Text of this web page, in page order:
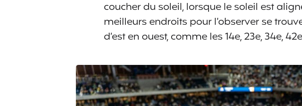
coucher du soleil, lorsque le soleil est
meilleurs endroits pour l’observer se
d’est en ouest, comme les 14e, 23e, 34e,